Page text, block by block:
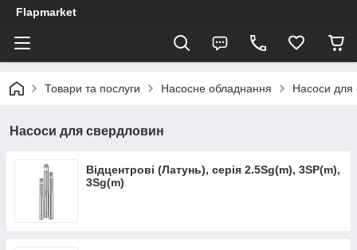
Flapmarket
Товари та послуги Насосне обладнання Насоси для
Насоси для свердловин
Відцентрові (Латунь), серія 2.5Sg(m), 3SP(m),
3Sg(m)